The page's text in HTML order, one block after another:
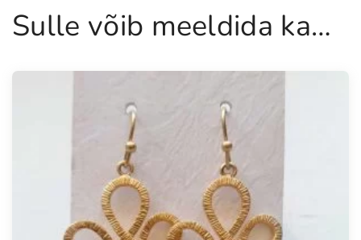
Sulle võib meeldida ka…